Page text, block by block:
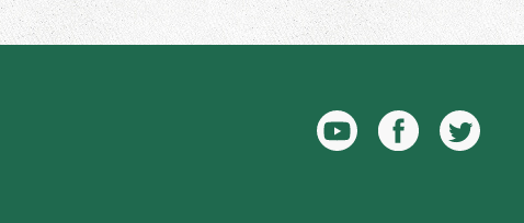
T
A
YouTubeFacebook
Icon
Twitter